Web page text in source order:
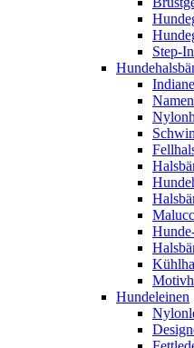
Step-
Hundeleinen